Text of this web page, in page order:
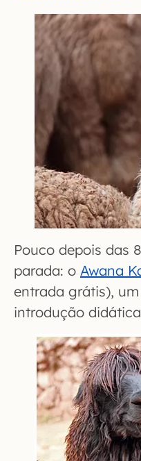
Pouco depois das
parada: o Awana
entrada grátis),
introdução